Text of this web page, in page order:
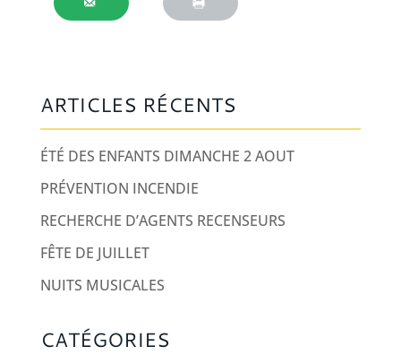
ARTICLES RÉCENTS
ÉTÉ DES ENFANTS DIMANCHE 2 AOUT
PRÉVENTION INCENDIE
RECHERCHE D’AGENTS RECENSEURS
FÊTE DE JUILLET
NUITS MUSICALES
CATÉGORIES